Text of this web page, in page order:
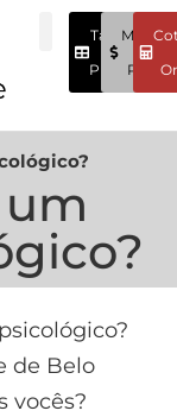
Tabela
PreçosPreços
de Belo
vocês?